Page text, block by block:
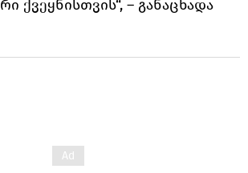
ქვეყნისთვის“, – განაცხადა